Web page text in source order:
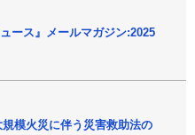
ース』メールマガジン:2025
模火災に伴う災害救助法の